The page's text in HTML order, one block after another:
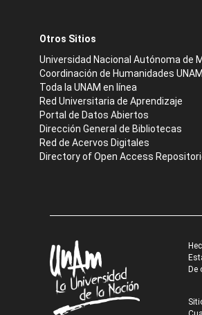
Otros Sitios
Universidad Nacional Autónoma de
Coordinación de Humanidades UNAM
Toda la UNAM en línea
Red Universitaria de Aprendizaje
Portal de Datos Abiertos
Dirección General de Bibliotecas
Red de Acervos Digitales
Directory of Open Access
De